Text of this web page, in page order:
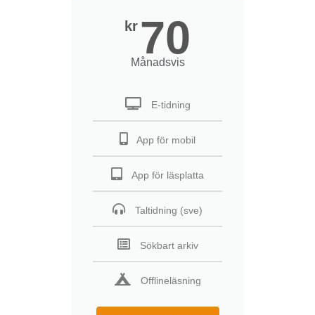
kr 70
Månadsvis
E-tidning
App för mobil
App för läsplatta
Taltidning (sve)
Sökbart arkiv
Offlineläsning